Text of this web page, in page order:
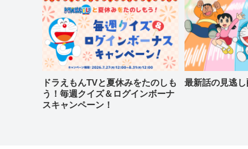
ドラえもんTVと夏休みをたのしも
う！毎週クイズ＆ログインボーナ
スキャンペーン！
最新話の見逃し